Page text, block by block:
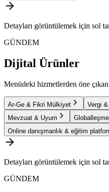
Detayları görüntülemek için sol
GÜNDEM
Dijital Ürünler
Menüdeki hizmetlerden öne
Ar-Ge & Fikri Mülkiyet Vergi
Mevzuat & Uyum
Online danışmanlık & eğitim
Detayları görüntülemek için sol
GÜNDEM